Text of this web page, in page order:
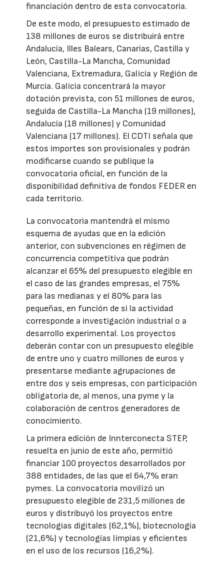
financiación dentro de esta convocatoria.
De este modo, el presupuesto estimado de
138 millones de euros se distribuirá entre
Andalucía, Illes Balears, Canarias, Castilla y
León, Castilla-La Mancha, Comunidad
Valenciana, Extremadura, Galicia y Región de
Murcia. Galicia concentrará la mayor
dotación prevista, con 51 millones de euros,
seguida de Castilla-La Mancha (19 millones),
Andalucía (18 millones) y Comunidad
Valenciana (17 millones). El CDTI señala que
estos importes son provisionales y podrán
modificarse cuando se publique la
convocatoria oficial, en función de la
disponibilidad definitiva de fondos FEDER en
cada territorio.
La convocatoria mantendrá el mismo
esquema de ayudas que en la edición
anterior, con subvenciones en régimen de
concurrencia competitiva que podrán
alcanzar el 65% del presupuesto elegible en
el caso de las grandes empresas, el 75%
para las medianas y el 80% para las
pequeñas, en función de si la actividad
corresponde a investigación industrial o a
desarrollo experimental. Los proyectos
deberán contar con un presupuesto elegible
de entre uno y cuatro millones de euros y
presentarse mediante agrupaciones de
entre dos y seis empresas, con participación
obligatoria de, al menos, una pyme y la
colaboración de centros generadores de
conocimiento.
La primera edición de Innterconecta STEP,
resuelta en junio de este año, permitió
financiar 100 proyectos desarrollados por
388 entidades, de las que el 64,7% eran
pymes. La convocatoria movilizó un
presupuesto elegible de 231,5 millones de
euros y distribuyó los proyectos entre
tecnologías digitales (62,1%), biotecnología
(21,6%) y tecnologías limpias y eficientes
en el uso de los recursos (16,2%).